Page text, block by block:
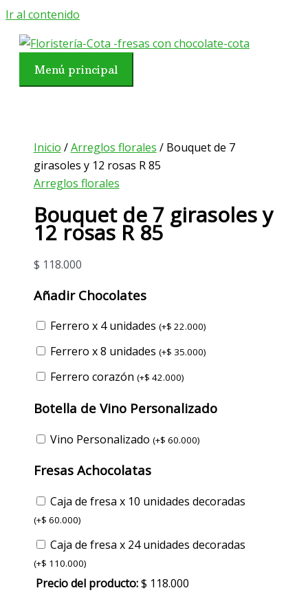
Ir al contenido
Menú principal
Inicio /Arreglos florales / Bouquet de 7
girasoles y 12 rosas R 85
Arreglos florales
Bouquet de 7 girasoles y
12 rosas R 85
$ 118.000
Añadir Chocolates
Ferrero x 4 unidades (+$ 22.000)
Ferrero x 8 unidades (+$ 35.000)
Ferrero corazón (+$ 42.000)
Botella de Vino Personalizado
Vino Personalizado (+$ 60.000)
Fresas Achocolatas
Caja de fresa x 10 unidades decoradas
(+$ 60.000)
Caja de fresa x 24 unidades decoradas
(+$ 110.000)
Precio del producto:$ 118.000